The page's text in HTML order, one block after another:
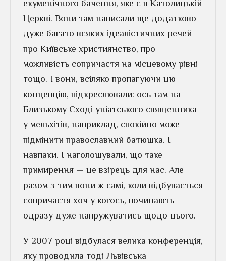
екуменічного бачення, яке є в Католицькій
Церкві. Вони там написали ще додатково
дуже багато всяких ідеалістичних речей
про Київське християнство, про
можливість сопричастя на місцевому рівні
тощо. І вони, всіляко пропагуючи цю
концепцію, підкреслювали: ось там на
Близькому Сході уніатського священника
у мельхітів, наприклад, спокійно може
підмінити православний батюшка. І
навпаки. І наголошували, що таке
примирення — це взірець для нас. Але
разом з тим вони ж самі, коли відбувається
сопричастя хоч у когось, починають
одразу дуже напружуватись щодо цього.
У 2007 році відбулася велика конференція,
яку проводила тоді Львівська